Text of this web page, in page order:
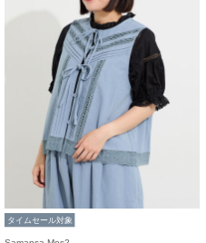
タイムセール対象